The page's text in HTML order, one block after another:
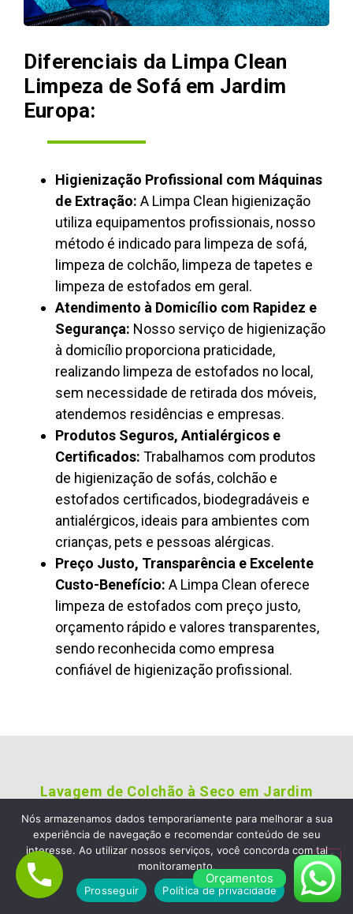
Diferenciais da Limpa Clean
Limpeza de Sofá em Jardim
Europa:
Higienização Profissional com Máquinas
de Extração: A Limpa Clean higienização
utiliza equipamentos profissionais, nosso
método é indicado para limpeza de sofá,
limpeza de colchão, limpeza de tapetes e
limpeza de estofados em geral.
Atendimento à Domicílio com Rapidez e
Segurança: Nosso serviço de higienização
à domicílio proporciona praticidade,
realizando limpeza de estofados no local,
sem necessidade de retirada dos móveis,
atendemos residências e empresas.
Produtos Seguros, Antialérgicos e
Certificados: Trabalhamos com produtos
de higienização de sofás, colchão e
estofados certificados, biodegradáveis e
antialérgicos, ideais para ambientes com
crianças, pets e pessoas alérgicas.
Preço Justo, Transparência e Excelente
Custo-Benefício: A Limpa Clean oferece
limpeza de estofados com preço justo,
orçamento rápido e valores transparentes,
sendo reconhecida como empresa
confiável de higienização profissional.
Lavagem de Colchão à Seco em Jardim
Empresa de Limpeza de Sofá
em Jardim Europa, Escolha a
Limpa Clean Limpeza de
Orçamentos
Nós armazenamos dados temporariamente para melhorar a sua
experiência de navegação e recomendar conteúdo de seu
interesse. Ao utilizar nossos serviços, você concorda com tal
monitoramento.
Prosseguir
Política de privacidade